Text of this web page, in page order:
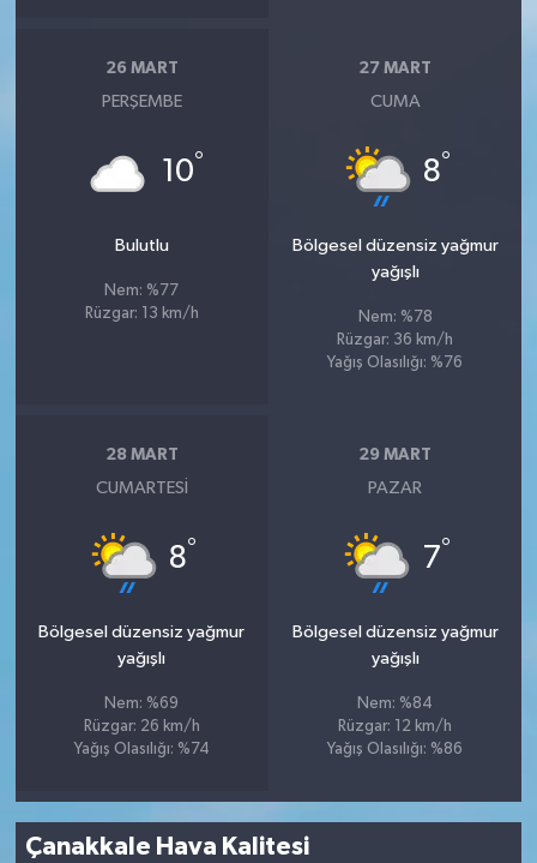
26 MART
PERŞEMBE
10°
Bulutlu
Nem: %77
Rüzgar: 13 km/h
27 MART
CUMA
8°
Bölgesel düzensiz yağmur
yağışlı
Nem: %78
Rüzgar: 36 km/h
Yağış Olasılığı: %76
28 MART
CUMARTESI
8°
Bölgesel düzensiz yağmur
yağışlı
Nem: %69
Rüzgar: 26 km/h
Yağış Olasılığı: %74
29 MART
PAZAR
7°
Bölgesel düzensiz yağmur
yağışlı
Nem: %84
Rüzgar: 12 km/h
Yağış Olasılığı: %86
Çanakkale Hava Kalitesi